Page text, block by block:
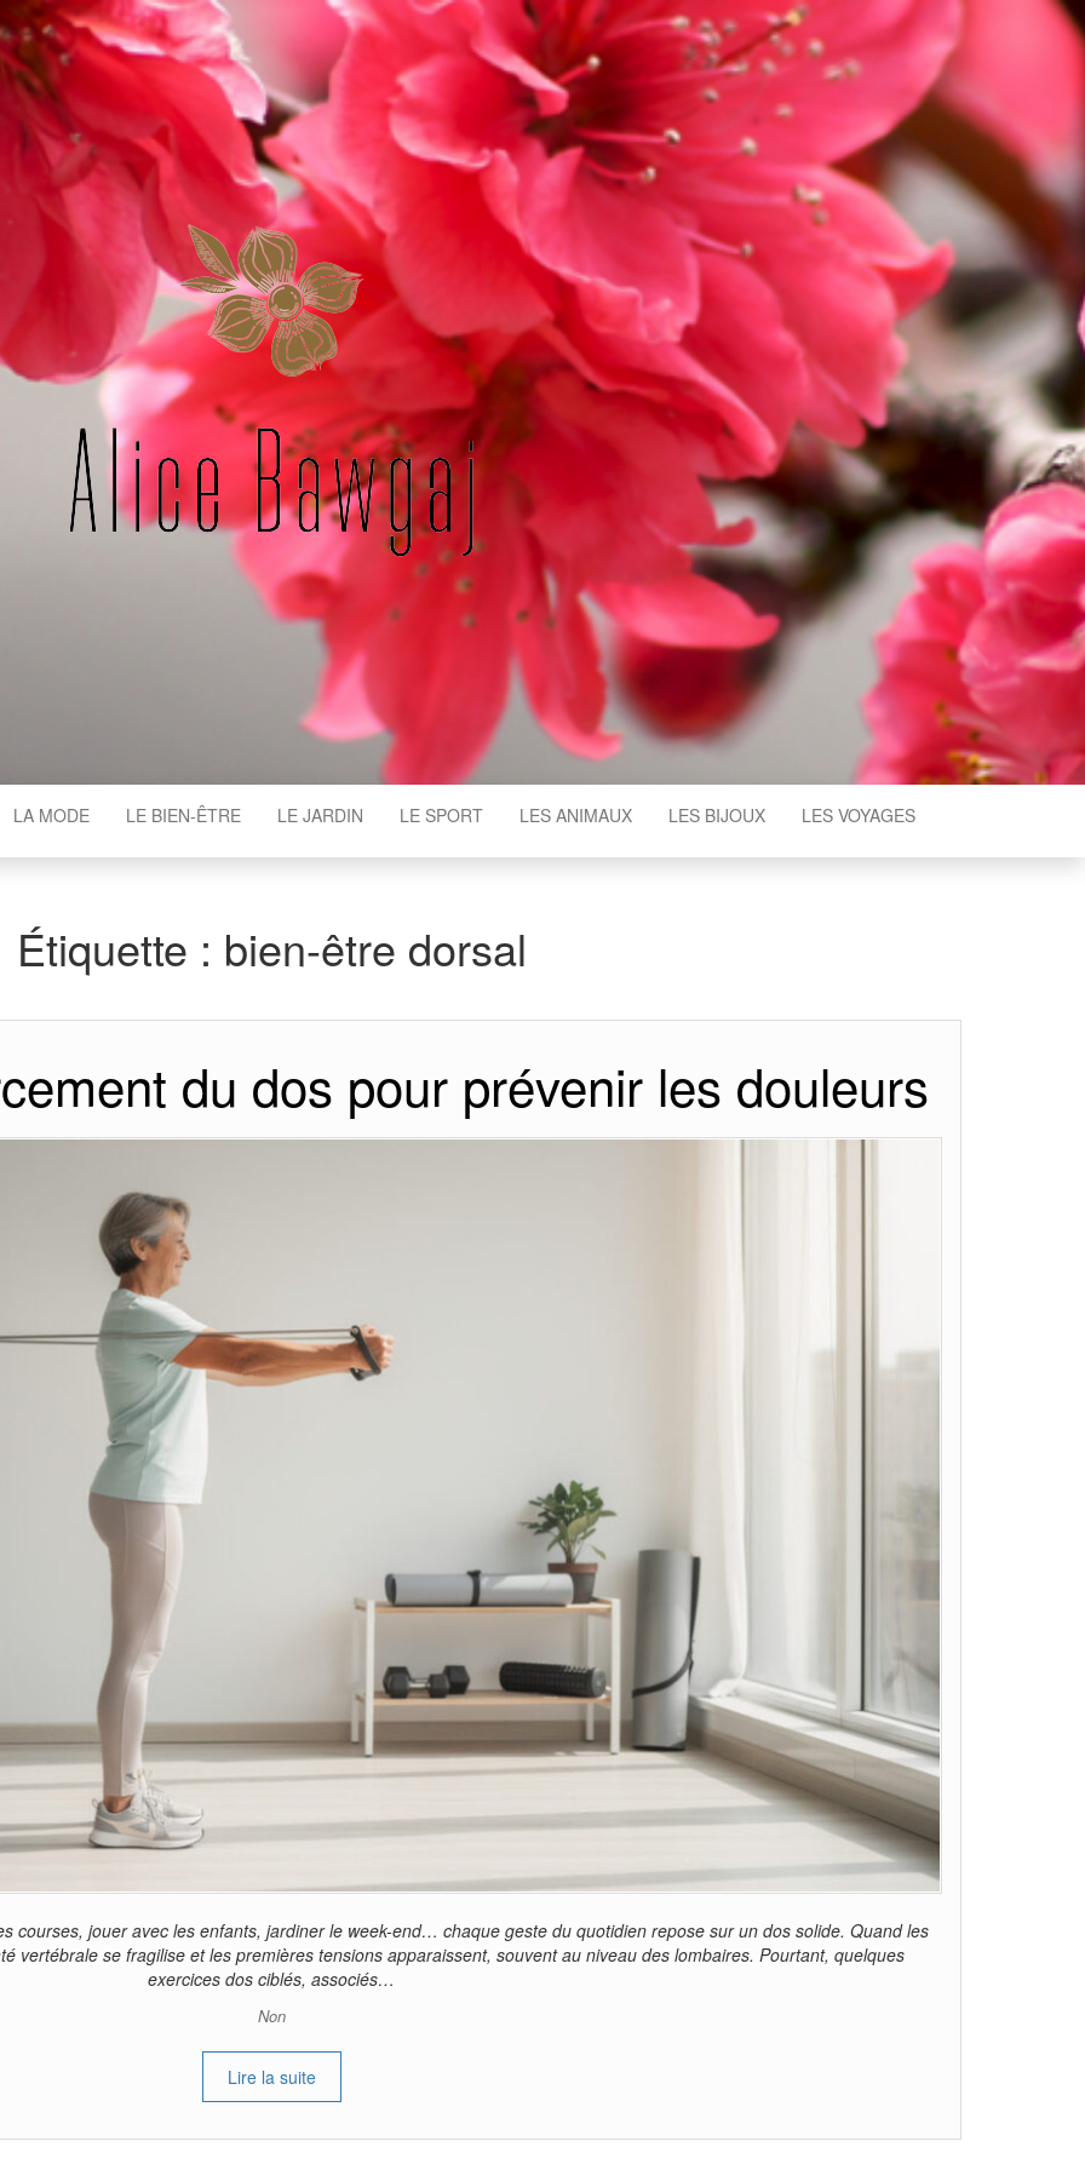
LA MODE LE BIEN-ÊTRE LE JARDIN LE SPORT LES ANIMAUX LES BIJOUX LES VOYAGES
Étiquette : bien-être dorsal
du dos pour prévenir les douleurs
courses, jouer avec les enfants, jardiner le week-end… chaque geste du quotidien repose sur un dos solide. Quand les
vertébrale se fragilise et les premières tensions apparaissent, souvent au niveau des lombaires. Pourtant, quelques
exercices dos ciblés, associés…
Non
Lire la suite